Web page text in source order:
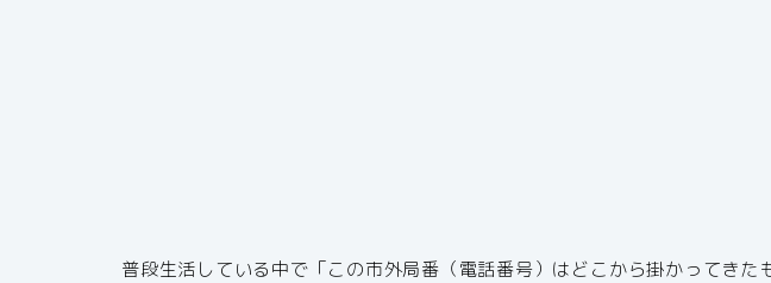
普段生活している中で「この市外局番（電話番号）はどこから掛かってきた